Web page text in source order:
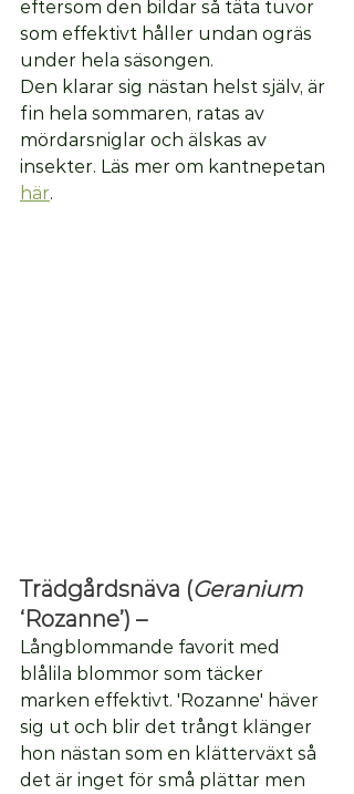
eftersom den bildar så täta tuvor
som effektivt håller undan ogräs
under hela säsongen.
Den klarar sig nästan helst själv, är
fin hela sommaren, ratas av
mördarsniglar och älskas av
insekter. Läs mer om kantnepetan
här.
Trädgårdsnäva (Geranium
‘Rozanne’) –
Långblommande favorit med
blålila blommor som täcker
marken effektivt. 'Rozanne' häver
sig ut och blir det trångt klänger
hon nästan som en klätterväxt så
det är inget för små plättar men